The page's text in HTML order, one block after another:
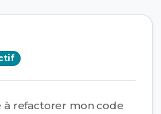
à refactorer mon code